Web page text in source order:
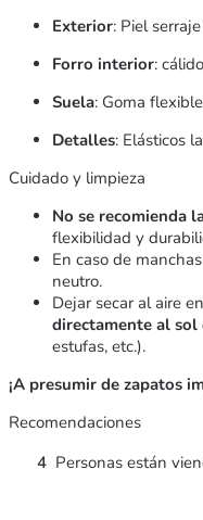
Exterior: Piel
Forro interior:
Suela: Goma
Detalles: Elásticos
Cuidado y limpieza
No se recomienda
flexibilidad y
En caso de
neutro.
Dejar secar al aire
directamente al
estufas, etc.).
¡A presumir de zapatos
Recomendaciones
4 Personas están